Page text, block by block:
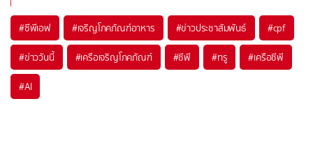
#ซีพีเอฟ #เจริญโภคภัณฑ์อาหาร #ข่าวประชาสัมพันธ์ #cpf
#ข่าววันนี้ #เครือเจริญโภคภัณฑ์ #ซีพี #ทรู #เครือซีพี
#AI